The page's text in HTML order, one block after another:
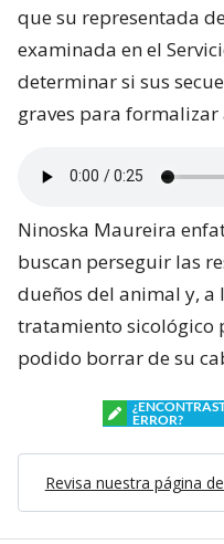
que su representada
examinada en el
determinar si sus
graves para
Ninoska Maureira
buscan perseguir las
dueños del animal y, a
tratamiento sicológico
podido borrar de su
ERROR?
Revisa nuestra página